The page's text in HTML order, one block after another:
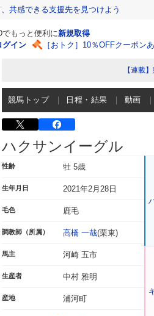
共感できる支援先を見つけよう
でもっと便利に新規取得
グイン
［おトク］10％OFFクーポン
【連載
競馬トップ 日程・結果 動画
ハクサンイーグル
性齢 牡 5歳
生年月日 2021年2月28日
毛色 鹿毛
調教師（所属） 高橋 一哉(栗東)
馬主 河崎 五市
生産者 中村 雅明
産地 浦河町